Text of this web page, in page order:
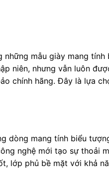
mẫu giày mang
niên, nhưng vẫn luôn
chính hãng. Đây là lựa
dòng mang tính biểu
nghệ mới tạo sự thoải
lớp phủ bề mặt với khả